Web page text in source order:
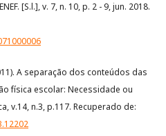
[S.l.], v. 7, n. 10, p. 2 - 9, jun. 2018.
A separação dos conteúdos das
física escolar: Necessidade ou
v.14, n.3, p.117. Recuperado de: